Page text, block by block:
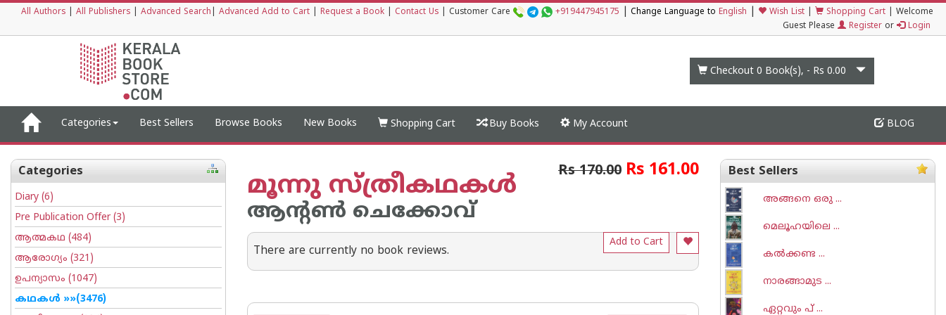
All Authors All Publishers Advanced Search Advanced Add to Cart Request a Book Contact Us Customer Care +919447945175 Change Language to English Wish List Shopping Cart
Welcome
Guest Please
Register or Login
Checkout 0 Book(s), - Rs 0.00
Categories Best Sellers Browse Books New Books Shopping Cart Buy Books My Account BLOG
Categories
Diary (6)
Pre Publication Offer(3)
ആത്മകഥ (484)
ആരോഗ്യം (321)
ഉപന്യാസം (1047)
കഥകള്‍ »»(3476)
മൂന്നു സ്‌ത്രീകഥകൾ
ആന്‍റണ്‍ ചെക്കോവ്
Rs 170.00 Rs 161.00
Add to Cart
There are currently no book reviews.
Best Sellers
അങ്ങനെ ഒരു ...
മെലൂഹയിലെ ...
കല്‍ക്കണ്ട ...
നാരങ്ങാമുട ...
ഏറ്റവും പ് ...